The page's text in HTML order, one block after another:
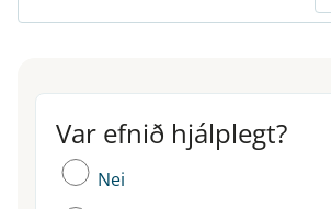
Var efnið hjálplegt?
Var efnið hjálplegt?
Nei